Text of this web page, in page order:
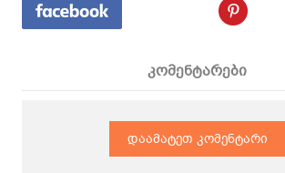
კომენტარები
დაამატეთ კომენტარი